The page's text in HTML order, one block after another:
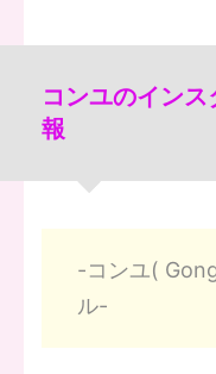
コンユのイン
報
-コンユ(
ル-